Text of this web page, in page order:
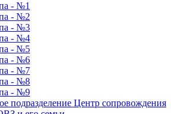
- №1
- №2
- №3
- №4
- №5
- №6
- №7
- №8
- №9
подразделение Центр сопровождения